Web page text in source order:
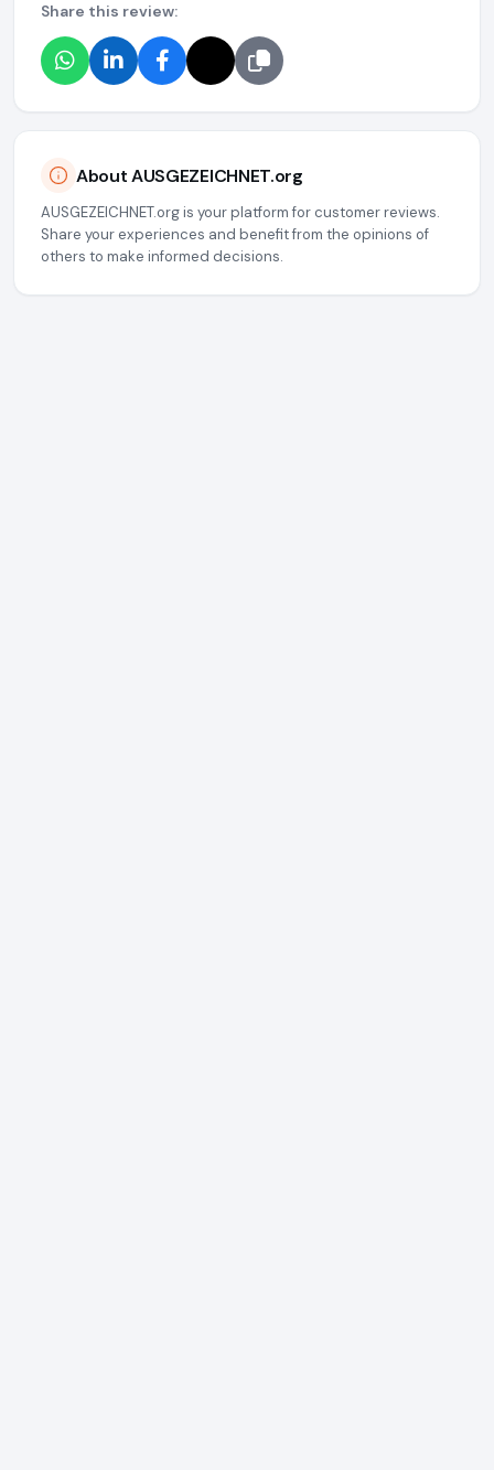
Share this review:
About AUSGEZEICHNET.org
AUSGEZEICHNET.org is your platform for customer reviews.
Share your experiences and benefit from the opinions of
others to make informed decisions.